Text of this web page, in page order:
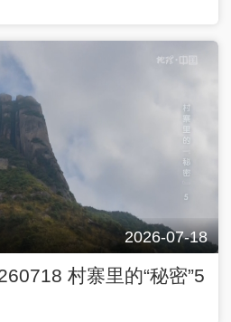
2026-07-18
村寨里的“秘密”5